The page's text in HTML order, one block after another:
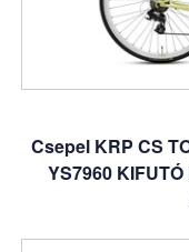
Csepel KRP CS
YS7960